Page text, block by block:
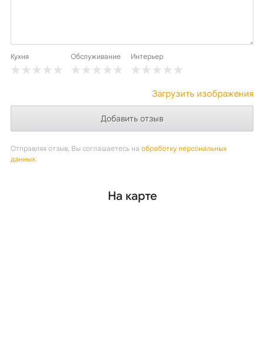
Кухня Обслуживание Интерьер
Загрузить изображения
Отправляя отзыв, Вы соглашаетесь на обработку персональных
данных.
На карте